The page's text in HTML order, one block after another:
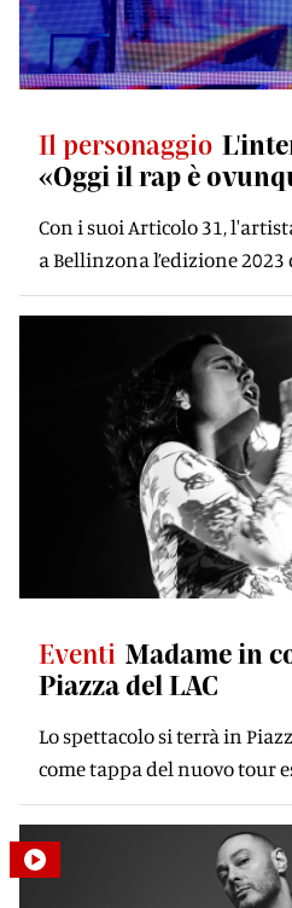
Il personaggio
«Oggi il rap è
Con i suoi Articolo 31,
a Bellinzona l’edizione 2023
Eventi Madame in
Piazza del LAC
Lo spettacolo si terrà in
come tappa del nuovo tour